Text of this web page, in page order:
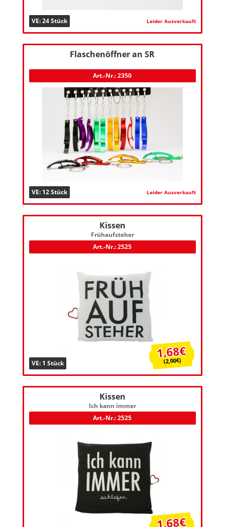
VE: 24 Stück Leider Ausverkauft
Flaschenöffner an SR
Art.-Nr.: 2350
VE: 12 Stück Leider Ausverkauft
Kissen
Frühaufsteher
Art.-Nr.: 2525
VE: 1 Stück
1,68€
(2,00€)
Kissen
Ich kann immer
Art.-Nr.: 2525
1,68€